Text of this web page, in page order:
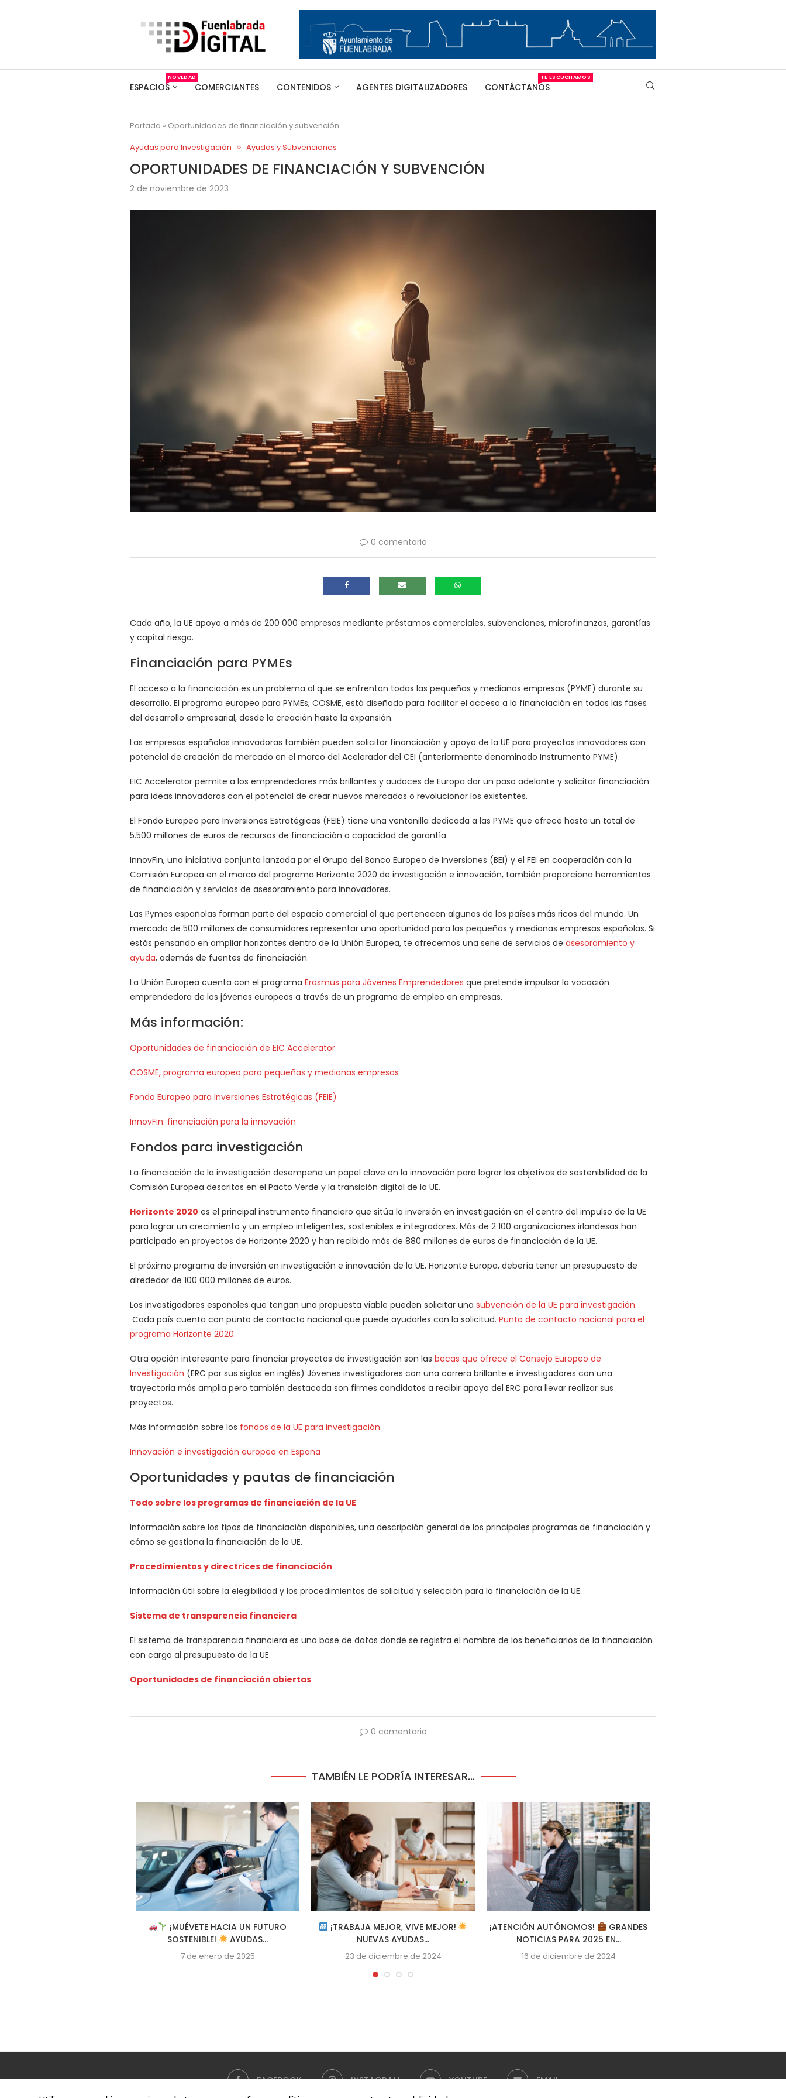
ESPACIOS
NOVEDAD
COMERCIANTES CONTENIDOS AGENTES DIGITALIZADORES CONTÁCTANOS
TE ESCUCHAMOS
Portada » Oportunidades de financiación y subvención
Ayudas para Investigación
Ayudas y Subvenciones
OPORTUNIDADES DE FINANCIACIÓN Y SUBVENCIÓN
2 de noviembre de 2023
0 comentario
Cada año, la UE apoya a más de 200 000 empresas mediante préstamos comerciales, subvenciones, microfinanzas, garantías
y capital riesgo.
Financiación para PYMEs
El acceso a la financiación es un problema al que se enfrentan todas las pequeñas y medianas empresas (PYME) durante su
desarrollo. El programa europeo para PYMEs, COSME, está diseñado para facilitar el acceso a la financiación en todas las fases
del desarrollo empresarial, desde la creación hasta la expansión.
Las empresas españolas innovadoras también pueden solicitar financiación y apoyo de la UE para proyectos innovadores con
potencial de creación de mercado en el marco del Acelerador del CEI (anteriormente denominado Instrumento PYME).
EIC Accelerator permite a los emprendedores más brillantes y audaces de Europa dar un paso adelante y solicitar financiación
para ideas innovadoras con el potencial de crear nuevos mercados o revolucionar los existentes.
El Fondo Europeo para Inversiones Estratégicas (FEIE) tiene una ventanilla dedicada a las PYME que ofrece hasta un total de
5.500 millones de euros de recursos de financiación o capacidad de garantía.
InnovFin, una iniciativa conjunta lanzada por el Grupo del Banco Europeo de Inversiones (BEI) y el FEI en cooperación con la
Comisión Europea en el marco del programa Horizonte 2020 de investigación e innovación, también proporciona herramientas
de financiación y servicios de asesoramiento para innovadores.
Las Pymes españolas forman parte del espacio comercial al que pertenecen algunos de los países más ricos del mundo. Un
mercado de 500 millones de consumidores representar una oportunidad para las pequeñas y medianas empresas españolas. Si
estás pensando en ampliar horizontes dentro de la Unión Europea, te ofrecemos una serie de servicios de asesoramiento y
ayuda, además de fuentes de financiación.
La Unión Europea cuenta con el programa Erasmus para Jóvenes Emprendedores que pretende impulsar la vocación
emprendedora de los jóvenes europeos a través de un programa de empleo en empresas.
Más información:
Oportunidades de financiación de EIC Accelerator
COSME, programa europeo para pequeñas y medianas empresas
Fondo Europeo para Inversiones Estratégicas (FEIE)
InnovFin: financiación para la innovación
Fondos para investigación
La financiación de la investigación desempeña un papel clave en la innovación para lograr los objetivos de sostenibilidad de la
Comisión Europea descritos en el Pacto Verde y la transición digital de la UE.
Horizonte 2020 es el principal instrumento financiero que sitúa la inversión en investigación en el centro del impulso de la UE
para lograr un crecimiento y un empleo inteligentes, sostenibles e integradores. Más de 2 100 organizaciones irlandesas han
participado en proyectos de Horizonte 2020 y han recibido más de 880 millones de euros de financiación de la UE.
El próximo programa de inversión en investigación e innovación de la UE, Horizonte Europa, debería tener un presupuesto de
alrededor de 100 000 millones de euros.
Los investigadores españoles que tengan una propuesta viable pueden solicitar una subvención de la UE para investigación.
Cada país cuenta con punto de contacto nacional que puede ayudarles con la solicitud. Punto de contacto nacional para el
programa Horizonte 2020.
Otra opción interesante para financiar proyectos de investigación son las becas que ofrece el Consejo Europeo de
Investigación (ERC por sus siglas en inglés) Jóvenes investigadores con una carrera brillante e investigadores con una
trayectoria más amplia pero también destacada son firmes candidatos a recibir apoyo del ERC para llevar realizar sus
proyectos.
Más información sobre los fondos de la UE para investigación.
Innovación e investigación europea en España
Oportunidades y pautas de financiación
Todo sobre los programas de financiación de la UE
Información sobre los tipos de financiación disponibles, una descripción general de los principales programas de financiación y
cómo se gestiona la financiación de la UE.
Procedimientos y directrices de financiación
Información útil sobre la elegibilidad y los procedimientos de solicitud y selección para la financiación de la UE.
Sistema de transparencia financiera
El sistema de transparencia financiera es una base de datos donde se registra el nombre de los beneficiarios de la financiación
con cargo al presupuesto de la UE.
Oportunidades de financiación abiertas
0 comentario
TAMBIÉN LE PODRÍA INTERESAR...
¡MUÉVETE HACIA UN FUTURO
SOSTENIBLE!
AYUDAS...
7 de enero de 2025
¡TRABAJA MEJOR, VIVE MEJOR!
NUEVAS AYUDAS...
23 de diciembre de 2024
¡ATENCIÓN AUTÓNOMOS!
GRANDES
NOTICIAS PARA 2025 EN...
16 de diciembre de 2024
FACEBOOK INSTAGRAM YOUTUBE EMAIL